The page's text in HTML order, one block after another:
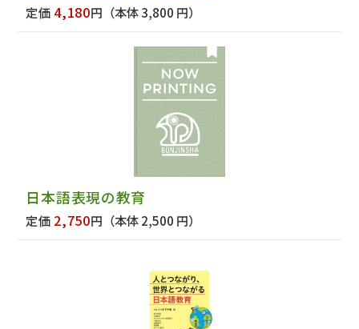
定価 4,180円 （本体 3,800 円）
日本語表現の教育
定価 2,750円 （本体 2,500 円）